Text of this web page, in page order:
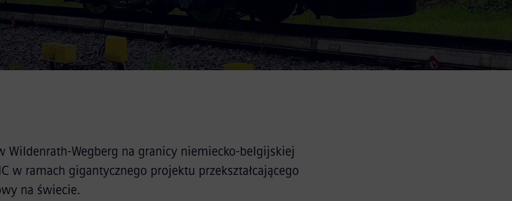
Wegberg na granicy niemiecko-belgijskiej
w ramach gigantycznego projektu przekształcającego
na świecie.